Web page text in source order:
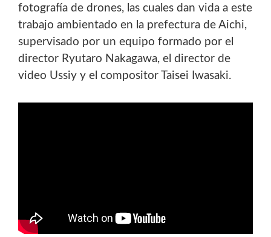
fotografía de drones, las cuales dan vida a este
trabajo ambientado en la prefectura de Aichi,
supervisado por un equipo formado por el
director Ryutaro Nakagawa, el director de
video Ussiy y el compositor Taisei Iwasaki.